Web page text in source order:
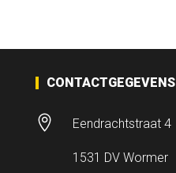
CONTACTGEGEVENS
 Eendrachtstraat 4
1531 DV Wormer